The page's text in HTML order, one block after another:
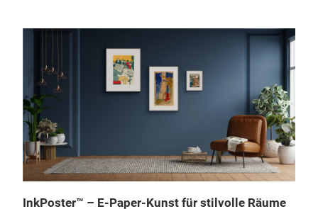
InkPoster™ – E-Paper-Kunst für stilvolle Räume